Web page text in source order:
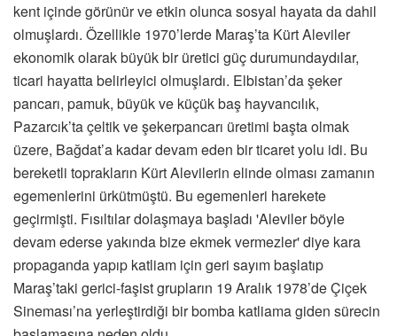
kent içinde görünür ve etkin olunca sosyal hayata da dahil
olmuşlardı. Özellikle 1970’lerde Maraş’ta Kürt Aleviler
ekonomik olarak büyük bir üretici güç durumundaydılar,
ticari hayatta belirleyici olmuşlardı. Elbistan’da şeker
pancarı, pamuk, büyük ve küçük baş hayvancılık,
Pazarcık’ta çeltik ve şekerpancarı üretimi başta olmak
üzere, Bağdat’a kadar devam eden bir ticaret yolu idi. Bu
bereketli toprakların Kürt Alevilerin elinde olması zamanın
egemenlerini ürkütmüştü. Bu egemenleri harekete
geçirmişti. Fısıltılar dolaşmaya başladı 'Aleviler böyle
devam ederse yakında bize ekmek vermezler' diye kara
propaganda yapıp katliam için geri sayım başlatıp
Maraş’taki gerici-faşist grupların 19 Aralık 1978’de Çiçek
Sineması’na yerleştirdiği bir bomba katliama giden sürecin